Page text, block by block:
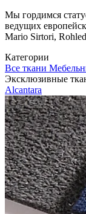
Мы гордимся
ведущих
Mario Sirtori,
Категории
Все ткани
Эксклюзивные
Alcantara